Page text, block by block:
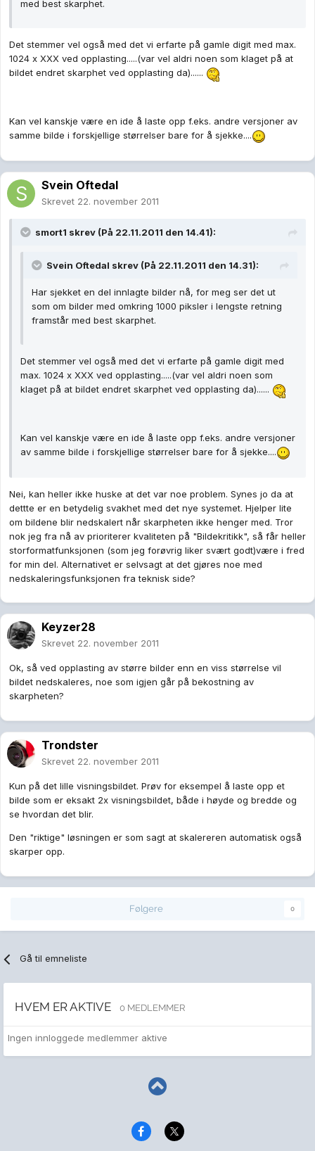
med best skarphet.
Det stemmer vel også med det vi erfarte på gamle digit med max.
1024 x XXX ved opplasting.....(var vel aldri noen som klaget på at
bildet endret skarphet ved opplasting da)......
Kan vel kanskje være en ide å laste opp f.eks. andre versjoner av
samme bilde i forskjellige størrelser bare for å sjekke....
Svein Oftedal
Skrevet 22. november 2011
smort1 skrev (På 22.11.2011 den 14.41):
Svein Oftedal skrev (På 22.11.2011 den 14.31):
Har sjekket en del innlagte bilder nå, for meg ser det ut
som om bilder med omkring 1000 piksler i lengste retning
framstår med best skarphet.
Det stemmer vel også med det vi erfarte på gamle digit med
max. 1024 x XXX ved opplasting.....(var vel aldri noen som
klaget på at bildet endret skarphet ved opplasting da)......
Kan vel kanskje være en ide å laste opp f.eks. andre versjoner
av samme bilde i forskjellige størrelser bare for å sjekke....
Nei, kan heller ikke huske at det var noe problem. Synes jo da at
dettte er en betydelig svakhet med det nye systemet. Hjelper lite
om bildene blir nedskalert når skarpheten ikke henger med. Tror
nok jeg fra nå av prioriterer kvaliteten på "Bildekritikk", så får heller
storformatfunksjonen (som jeg forøvrig liker svært godt)være i fred
for min del. Alternativet er selvsagt at det gjøres noe med
nedskaleringsfunksjonen fra teknisk side?
Keyzer28
Skrevet 22. november 2011
Ok, så ved opplasting av større bilder enn en viss størrelse vil
bildet nedskaleres, noe som igjen går på bekostning av
skarpheten?
Trondster
Skrevet 22. november 2011
Kun på det lille visningsbildet. Prøv for eksempel å laste opp et
bilde som er eksakt 2x visningsbildet, både i høyde og bredde og
se hvordan det blir.
Den "riktige" løsningen er som sagt at skalereren automatisk også
skarper opp.
Følgere 0
Gå til emneliste
HVEM ER AKTIVE 0 MEDLEMMER
Ingen innloggede medlemmer aktive